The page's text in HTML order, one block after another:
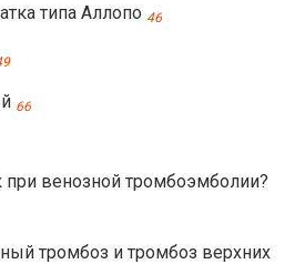
типа Аллопо 46
66
при венозной тромбоэмболии?
тромбоз и тромбоз верхних